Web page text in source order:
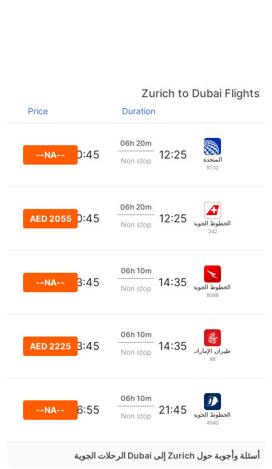
Zurich to Dubai Flights
Duration
Price
المتحدة
9732
12:25
06h 20m
Non stop
20:45
--NA--
الخطوط الجوية السويسرية الدولية
242
12:25
06h 20m
Non stop
20:45
AED 2055
الخطوط الجوية كانتاس
8088
14:35
06h 10m
Non stop
23:45
--NA--
طيران الإمارات
88
14:35
06h 10m
Non stop
23:45
AED 2225
الخطوط الجوية الماليزية
4540
21:45
06h 10m
Non stop
06:55
--NA--
أسئلة وأجوبة حول Zurich إلى Dubai الرحلات الجوية